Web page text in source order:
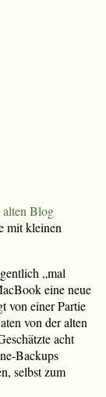
alten Blog
mit kleinen
„mal
eine neue
von einer Partie
von der alten
acht
Backups
selbst zum